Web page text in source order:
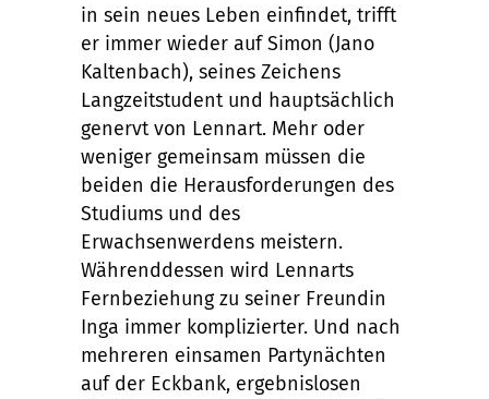
in sein neues Leben einfindet, trifft
er immer wieder auf Simon (Jano
Kaltenbach), seines Zeichens
Langzeitstudent und hauptsächlich
genervt von Lennart. Mehr oder
weniger gemeinsam müssen die
beiden die Herausforderungen des
Studiums und des
Erwachsenwerdens meistern.
Währenddessen wird Lennarts
Fernbeziehung zu seiner Freundin
Inga immer komplizierter. Und nach
mehreren einsamen Partynächten
auf der Eckbank, ergebnislosen